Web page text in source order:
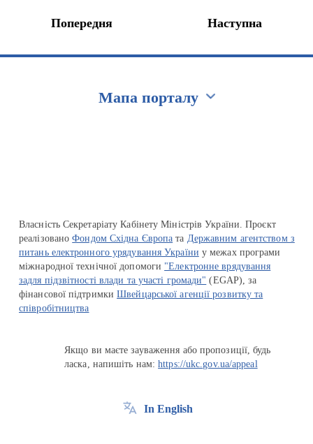
Попередня Наступна
Мапа порталу
Власність Секретаріату Кабінету Міністрів України. Проєкт
реалізованоФондом Східна Європа та Державним агентством з
питань електронного урядування України у межах програми
міжнародної технічної допомоги "Електронне врядування
задля підзвітності влади та участі громади" (EGAP), за
фінансової підтримкиШвейцарської агенції розвитку та
співробітництва
Якщо ви маєте зауваження або пропозиції, будь
ласка, напишіть нам:https://ukc.gov.ua/appeal
In English